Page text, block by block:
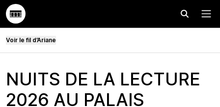
Voir le fil d’Ariane
NUITS DE LA LECTURE
2026 AU PALAIS